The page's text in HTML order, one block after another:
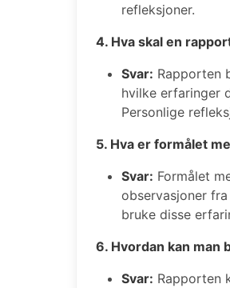
refleksjoner.
4. Hva skal en
Svar: Rapporten
hvilke erfaringer
Personlige
5. Hva er formålet
Svar: Formålet
observasjoner
bruke disse
6. Hvordan kan man
Svar: Rapporten